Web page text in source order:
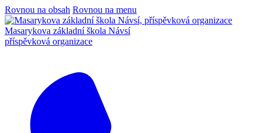
Rovnou na obsah Rovnou na menu
Masarykova základní škola Návsí
příspěvková organizace